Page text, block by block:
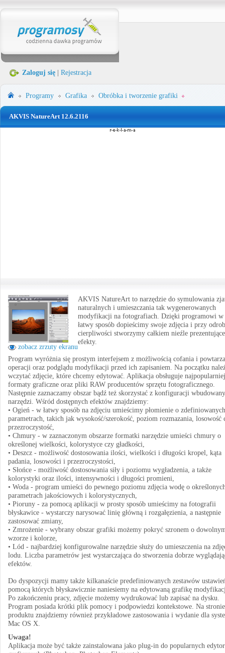
Zaloguj się Rejestracja
Programy Grafika Obróbka i tworzenie grafiki
AKVIS NatureArt 12.6.2116
zobacz zrzuty ekranu
AKVIS NatureArt to narzędzie do symulowania
naturalnych i umieszczania tak wygenerowanych
modyfikacji na fotografiach. Dzięki programowi w
łatwy sposób dopieścimy swoje zdjęcia i przy
cierpliwości stworzymy całkiem nieźle
efekty.
Program wyróżnia się prostym interfejsem z możliwością cofania i
operacji oraz podglądu modyfikacji przed ich zapisaniem. Na początku
wczytać zdjęcie, które chcemy edytować. Aplikacja obsługuje
formaty graficzne oraz pliki RAW producentów sprzętu fotograficznego.
Następnie zaznaczamy obszar bądź też skorzystać z konfiguracji
narzędzi. Wśród dostępnych efektów znajdziemy:
• Ogień - w łatwy sposób na zdjęciu umieścimy płomienie o zdefiniowanych
parametrach, takich jak wysokość/szerokość, poziom rozmazania, losowość
przezroczystość,
• Chmury - w zaznaczonym obszarze formatki narzędzie umieści chmury o
określonej wielkości, kolorystyce czy gładkości,
• Deszcz - możliwość dostosowania ilości, wielkości i długości kropel, kąta
padania, losowości i przezroczystości,
• Słońce - możliwość dostosowania siły i poziomu wygładzenia, a także
kolorystyki oraz ilości, intensywności i długości promieni,
• Woda - program umieści do pewnego poziomu zdjęcia wodę o
parametrach jakościowych i kolorystycznych,
• Pioruny - za pomocą aplikacji w prosty sposób umieścimy na fotografii
błyskawice - wystarczy narysować linię główną i rozgałęzienia, a następnie
zastosować zmiany,
• Zmrożenie - wybrany obszar grafiki możemy pokryć szronem o
wzorze i kolorze,
• Lód - najbardziej konfigurowalne narzędzie służy do umieszczenia na
lodu. Liczba parametrów jest wystarczająca do stworzenia dobrze
efektów.
Do dyspozycji mamy także kilkanaście predefiniowanych zestawów
pomocą których błyskawicznie naniesiemy na edytowaną grafikę
Po zakończeniu pracy, zdjęcie możemy wydrukować lub zapisać na dysku.
Program posiada krótki plik pomocy i podpowiedzi kontekstowe. Na stronie
produktu znajdziemy również przykładowe zastosowania i wydanie dla
Mac OS X.
Uwaga!
Aplikacja może być także zainstalowana jako plug-in do popularnych